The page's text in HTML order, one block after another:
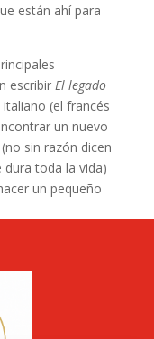
están ahí para
escribir El legado
(el francés
un nuevo
sin razón dicen
toda la vida)
un pequeño